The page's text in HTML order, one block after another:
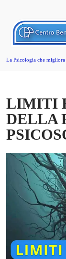
La Psicologia che
LIMITI
DELLA